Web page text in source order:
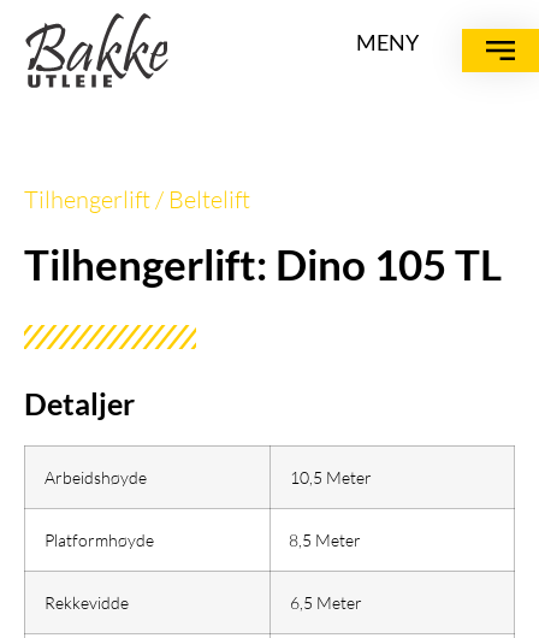
MENY
Tilhengerlift / Beltelift
Tilhengerlift: Dino 105 TL
Detaljer
Arbeidshøyde 10,5 Meter
Platformhøyde 8,5 Meter
Rekkevidde 6,5 Meter